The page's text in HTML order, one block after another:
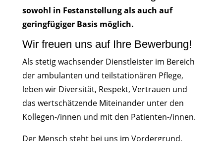
sowohl in Festanstellung als auch auf
geringfügiger Basis möglich.
Wir freuen uns auf Ihre Bewerbung!
Als stetig wachsender Dienstleister im Bereich
der ambulanten und teilstationären Pflege,
leben wir Diversität, Respekt, Vertrauen und
das wertschätzende Miteinander unter den
Kollegen-/innen und mit den Patienten-/innen.
Der Mensch steht bei uns im Vordergrund.